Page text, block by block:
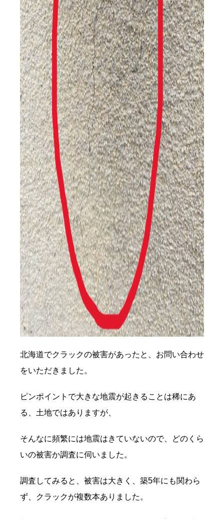
北海道でクラックの被害があったと、お問い合わせ
をいただきました。
ピンポイントで大きな地震が起きることは稀にあ
る、土地ではありますが、
そんなに頻繁には地震はきていないので、どのくら
いの被害か調査に伺いました。
調査してみると、被害は大きく、築5年にも関わら
ず、クラックが複数本ありました。